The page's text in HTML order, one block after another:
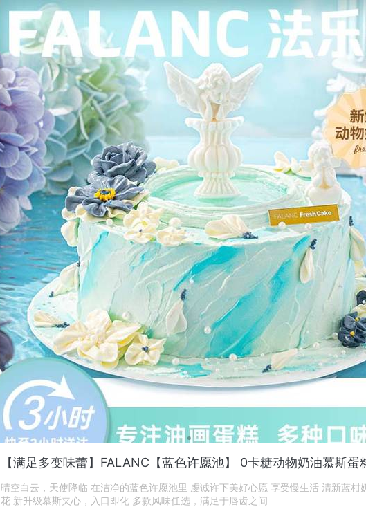
【满足多变味蕾】FALANC【蓝色许愿池】 0卡糖动物奶油慕斯蛋
晴空白云，天使降临 在洁净的蓝色许愿池里 虔诚许下美好心愿 享受慢生活 清新蓝柑
花 新升级慕斯夹心，入口即化 多款风味任选，满足于唇齿之间